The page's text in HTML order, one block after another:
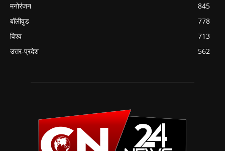
मनोरंजन
845
बॉलीवुड
778
विश्व
713
उत्तर-प्रदेश
562